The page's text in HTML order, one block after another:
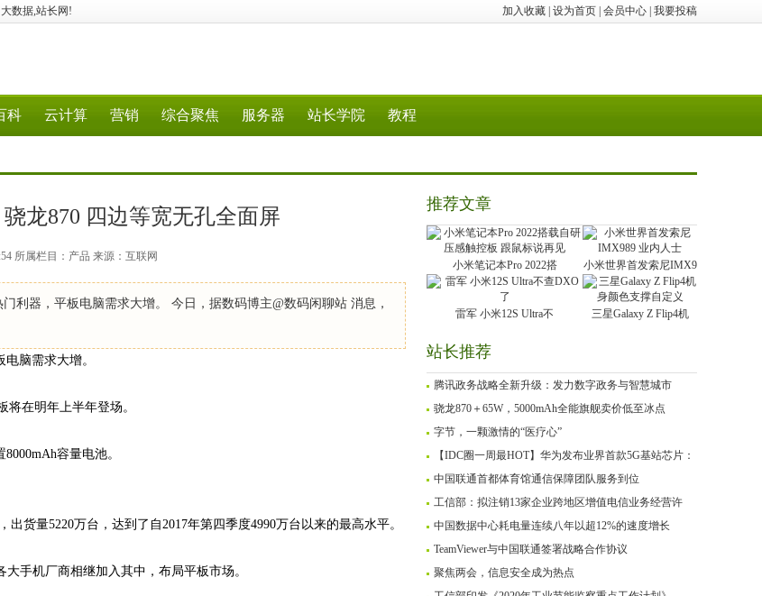
加入收藏 设为首页 会员中心 我要投稿
数据,站长网!
科 云计算 营销 综合聚焦 服务器 站长学院 教程
龙870 四边等宽无孔全面屏
所属栏目：产品 来源：互联网
利器，平板电脑需求大增。 今日，据数码博主@数码闲聊站 消息，
脑需求大增。
在明年上半年登场。
容量电池。
货量5220万台，达到了自2017年第四季度4990万台以来的最高水平。
手机厂商相继加入其中，布局平板市场。
推荐文章
小米笔记本Pro 2022搭 小米世界首发索尼IMX9
雷军 小米12S Ultra不 三星Galaxy Z Flip4机
站长推荐
腾讯政务战略全新升级：发力数字政务与智慧城市
骁龙870＋65W，5000mAh全能旗舰卖价低至冰点
字节，一颗激情的“医疗心”
【IDC圈一周最HOT】华为发布业界首款5G基站芯片：
中国联通首都体育馆通信保障团队服务到位
工信部：拟注销13家企业跨地区增值电信业务经营许
中国数据中心耗电量连续八年以超12%的速度增长
TeamViewer与中国联通签署战略合作协议
聚焦两会，信息安全成为热点